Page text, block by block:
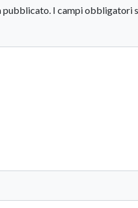
pubblicato. I campi obbligatori